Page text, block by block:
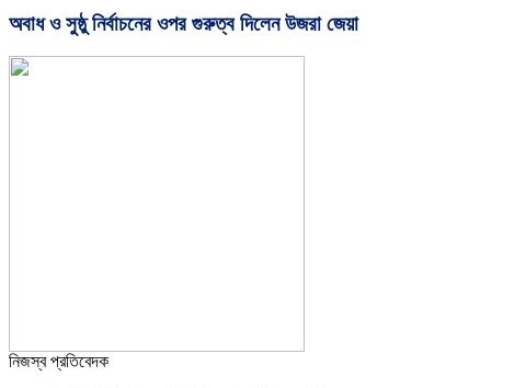
অবাধ ও সুষ্ঠু নির্বাচনের ওপর গুরুত্ব দিলেন উজরা জেয়া
নিজস্ব প্রতিবেদক